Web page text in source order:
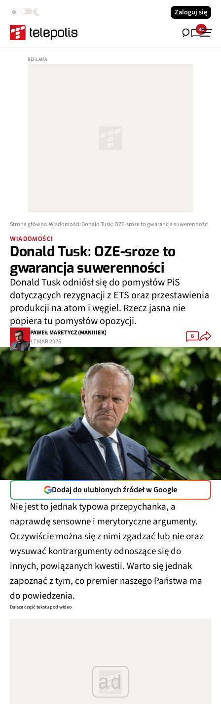
Zaloguj się
35
Strona główna Wiadomości Donald Tusk: OZE-sroze to gwarancja suwerenności
WIADOMOŚCI
Donald Tusk: OZE-sroze to
gwarancja suwerenności
Donald Tusk odniósł się do pomysłów PiS
dotyczących rezygnacji z ETS oraz przestawienia
produkcji na atom i węgiel. Rzecz jasna nie
popiera tu pomysłów opozycji.
PAWEŁ MARETYCZ (MANIIIEK)
17 MAR 2026
6
Dodaj do ulubionych źródeł w Google
Nie jest to jednak typowa przepychanka, a
naprawdę sensowne i merytoryczne argumenty.
Oczywiście można się z nimi zgadzać lub nie oraz
wysuwać kontrargumenty odnoszące się do
innych, powiązanych kwestii. Warto się jednak
zapoznać z tym, co premier naszego Państwa ma
do powiedzenia.
Dalsza część tekstu pod wideo
ad